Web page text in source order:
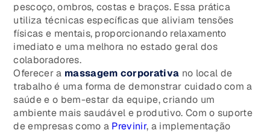
pescoço, ombros, costas e braços. Essa prática
utiliza técnicas específicas que aliviam tensões
físicas e mentais, proporcionando relaxamento
imediato e uma melhora no estado geral dos
colaboradores.
Oferecer a massagem corporativa no local de
trabalho é uma forma de demonstrar cuidado com a
saúde e o bem-estar da equipe, criando um
ambiente mais saudável e produtivo. Com o suporte
de empresas como a Previnir, a implementação